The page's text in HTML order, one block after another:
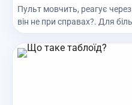
Пульт мовчить, реагує
він не при справах?. Для